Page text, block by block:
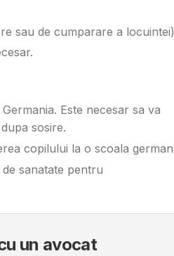
sau de cumparare a
Este necesar sa va
sosire.
copilului la o scoala
sanatate pentru
un avocat